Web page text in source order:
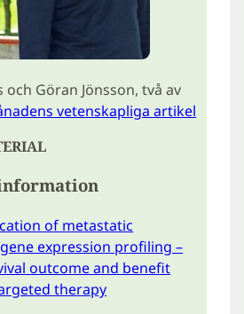
och Göran Jönsson, två av
vetenskapliga artikel
of metastatic
expression profiling –
outcome and benefit
therapy